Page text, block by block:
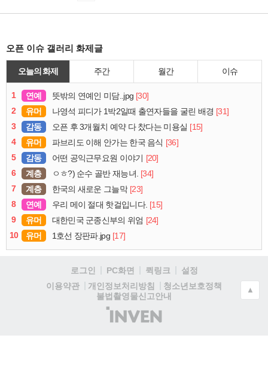
오픈 이슈 갤러리 화제글
오늘의 화제 주간 월간 이슈
1 연예 뜻밖의 연예인 미담..jpg [30]
2
유머 나영석 피디가 1박2일때 출연자들을 굴린 배경 [31]
3
감동 오픈 후 3개월치 예약 다 찼다는 미용실 [15]
4
유머 파브리도 이해 안가는 한국 음식 [36]
5
감동 어떤 공익근무요원 이야기
[20]
6
계층 ㅇㅎ?) 순수 골반 재능녀. [34]
7
계층 한국의 새로운 그늘막 [23]
8
연예 우리 메이 절대 핫걸입니다. [15]
9
유머 대한민국 군종신부의 위엄 [24]
10
유머 1호선 장판파.jpg [17]
로그인 PC화면 퀵링크
설정
이용약관
개인정보처리방침
청소년보호정책
불법촬영물신고안내
(주)
인
▲